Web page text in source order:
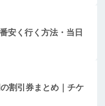
安く行く方法・当日
割引券まとめ｜チケ